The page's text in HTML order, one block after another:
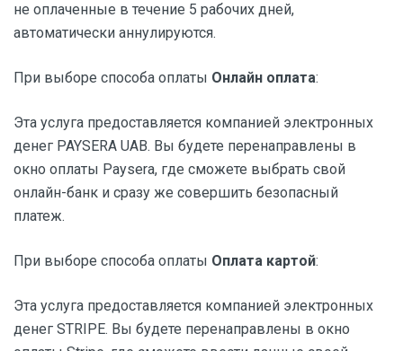
не оплаченные в течение 5 рабочих дней,
автоматически аннулируются.
При выборе способа оплаты Онлайн оплата:
Эта услуга предоставляется компанией электронных
денег PAYSERA UAB. Вы будете перенаправлены в
окно оплаты Paysera, где сможете выбрать свой
онлайн-банк и сразу же совершить безопасный
платеж.
При выборе способа оплаты Оплата картой:
Эта услуга предоставляется компанией электронных
денег STRIPE. Вы будете перенаправлены в окно